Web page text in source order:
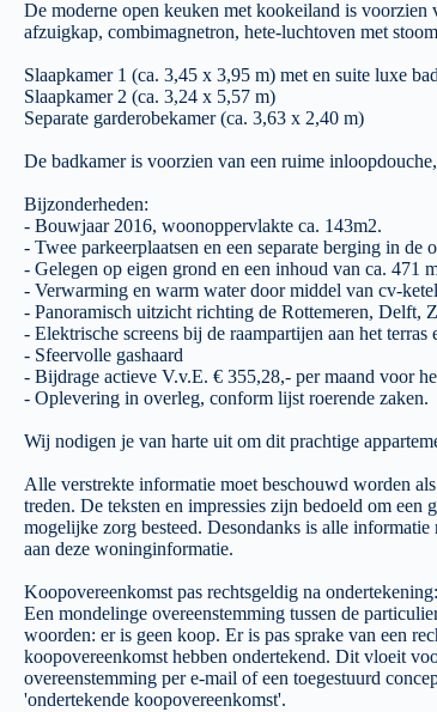
De moderne open keuken met kookeiland is
afzuigkap, combimagnetron, hete-luchtoven met
Slaapkamer 1 (ca. 3,45 x 3,95 m) met en suite luxe
Slaapkamer 2 (ca. 3,24 x 5,57 m)
Separate garderobekamer (ca. 3,63 x 2,40 m)
De badkamer is voorzien van een ruime
Bijzonderheden:
- Bouwjaar 2016, woonoppervlakte ca. 143m2.
- Twee parkeerplaatsen en een separate berging in de
- Gelegen op eigen grond en een inhoud van ca. 471
- Verwarming en warm water door middel van cv-
- Panoramisch uitzicht richting de Rottemeren, Delft,
- Elektrische screens bij de raampartijen aan het
- Sfeervolle gashaard
- Bijdrage actieve V.v.E. € 355,28,- per maand voor
- Oplevering in overleg, conform lijst roerende zaken.
Wij nodigen je van harte uit om dit prachtige
Alle verstrekte informatie moet beschouwd worden
treden. De teksten en impressies zijn bedoeld om
mogelijke zorg besteed. Desondanks is alle
aan deze woninginformatie.
Koopovereenkomst pas rechtsgeldig na ondertekening:
Een mondelinge overeenstemming tussen de
woorden: er is geen koop. Er is pas sprake van een
koopovereenkomst hebben ondertekend. Dit vloeit
overeenstemming per e-mail of een toegestuurd
'ondertekende koopovereenkomst'.